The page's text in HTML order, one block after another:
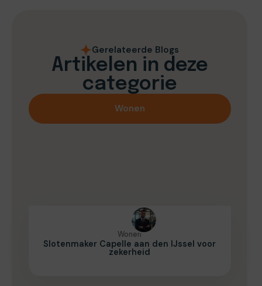
Gerelateerde Blogs
Artikelen in deze
categorie
Wonen
Wonen
Slotenmaker Capelle aan den IJssel voor
zekerheid